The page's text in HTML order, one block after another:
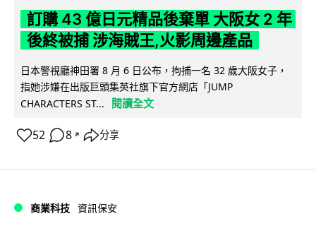
訂購 43 億日元精品後棄單 大阪女 2 年
後終被捕 涉海賊王,火影周邊產品
日本警視廳神田署 8 月 6 日公布，拘捕一名 32 歲大阪女子，
指她涉嫌在出版巨頭集英社旗下官方網店「JUMP
CHARACTERS ST...
閱讀全文
52 8 ↗ 分享
商業科技 資訊保安